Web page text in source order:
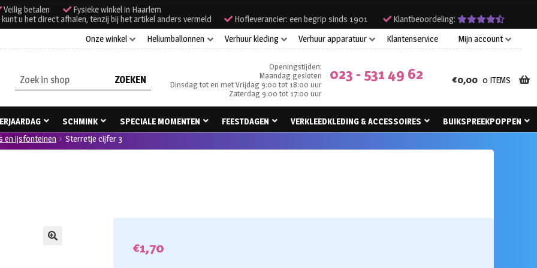
Veilig betalen
Fysieke winkel in Haarlem
u het direct afhalen, tenzij bij het artikel anders vermeld
Hofleverancier: een begrip sinds 1901
Klantbeoordeling:
Onze winkel
Heliumballonnen Verhuur kleding Verhuur apparatuur Klantenservice Mijn account
Zoeken
naar:
Openingstijden:
Maandag gesloten
Dinsdag tot en met Vrijdag 9:00 tot 18:00 uur
Zaterdag 9:00 tot 17:00 uur
023 - 531 49 62 €0,00 0 ITEMS
SCHMINK SPECIALE MOMENTEN FEESTDAGEN VERKLEEDKLEDING & ACCESSOIRES
BUIKSPREEKPOPPEN
en ijsfonteinen Sterretje cijfer 3
€1,70